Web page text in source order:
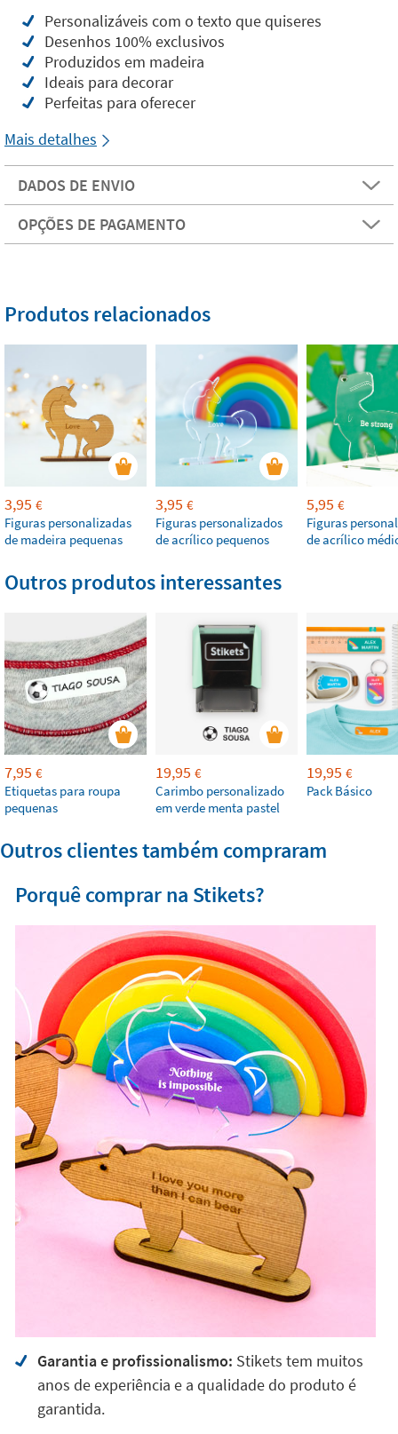
Personalizáveis com o texto que quiseres
Desenhos 100% exclusivos
Produzidos em madeira
Ideais para decorar
Perfeitas para oferecer
Mais detalhes
DADOS DE ENVIO
OPÇÕES DE PAGAMENTO
Produtos relacionados
3,95 €
Figuras personalizadas
de madeira pequenas
3,95 €
Figuras personalizados
de acrílico pequenos
5,95 €
Figuras
de acrílico
Outros produtos interessantes
7,95 €
Etiquetas para roupa
pequenas
19,95 €
Carimbo personalizado
em verde menta pastel
19,95 €
Pack Básico
Outros clientes também compraram
Porquê comprar na Stikets?
Garantia e profissionalismo: Stikets tem muitos
anos de experiência e a qualidade do produto é
garantida.